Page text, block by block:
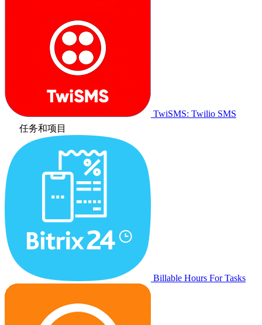
TwiSMS: Twilio SMS
任务和项目
Billable Hours For Tasks